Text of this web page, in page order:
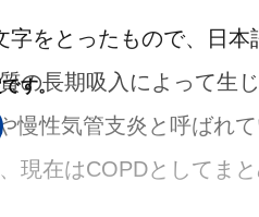
字をとったもので、日本
の長期吸入によって生
慢性気管支炎と呼ばれ
現在はCOPDとしてま
す。